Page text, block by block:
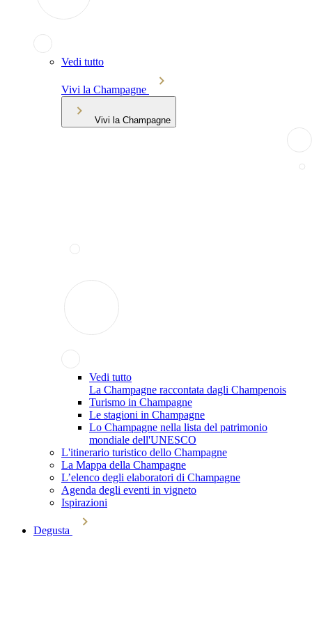
Vedi tutto
Vivi la Champagne
Vivi la Champagne
Vedi tutto
La Champagne raccontata dagli Champenois
Turismo in Champagne
Le stagioni in Champagne
Lo Champagne nella lista del patrimonio
mondiale dell'UNESCO
L'itinerario turistico dello Champagne
La Mappa della Champagne
L’elenco degli elaboratori di Champagne
Agenda degli eventi in vigneto
Ispirazioni
Degusta